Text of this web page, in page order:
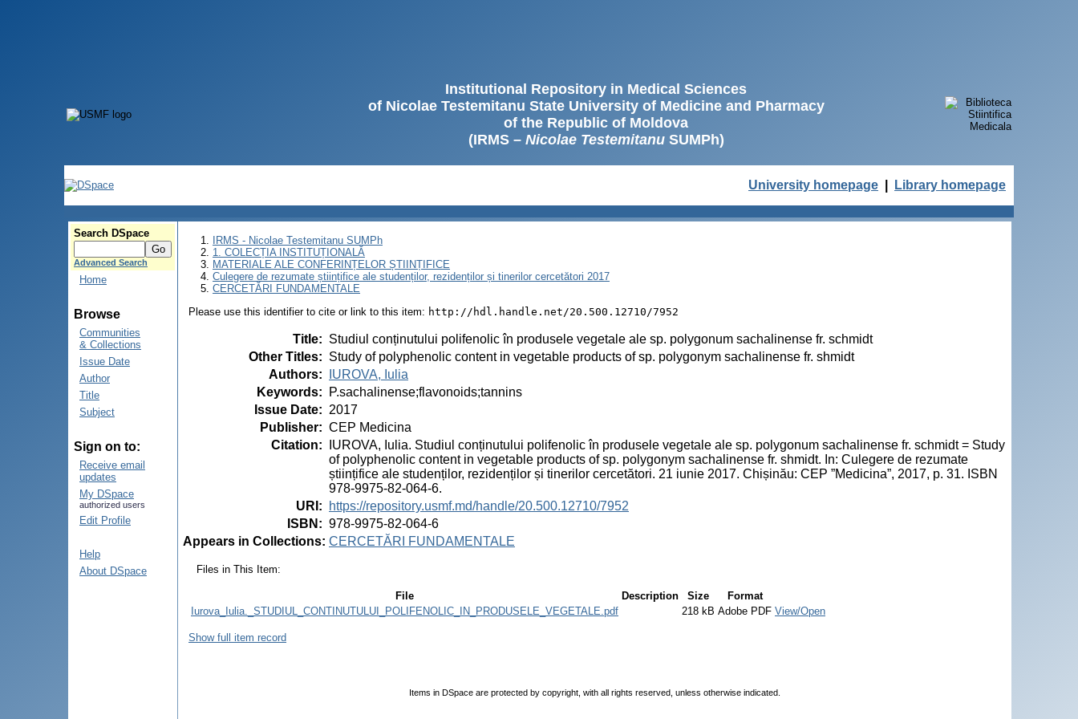
Institutional Repository in Medical Sciences
of Nicolae Testemitanu State University of Medicine and Pharmacy
of the Republic of Moldova
(IRMS – Nicolae TestemitanuSUMPh)
University homepage Library homepage
Search DSpace
Advanced Search
Home
Browse
Communities
& Collections
Issue Date
Author
Title
Subject
Sign on to:
Receive email
updates
My DSpace
authorized users
Edit Profile
Help
About DSpace
IRMS - Nicolae Testemitanu SUMPh
1. COLECȚIA INSTITUȚIONALĂ
MATERIALE ALE CONFERINȚELOR ȘTIINȚIFICE
Culegere de rezumate științifice ale studenților, rezidenților și tinerilor cercetători 2017
CERCETĂRI FUNDAMENTALE
Please use this identifier to cite or link to this item: http://hdl.handle.net/20.500.12710/7952
Title: Studiul conținutului polifenolic în produsele vegetale ale sp. polygonum sachalinense fr. schmidt
Other Titles: Study of polyphenolic content in vegetable products of sp. polygonym sachalinense fr. shmidt
Authors:
IUROVA, Iulia
Keywords:
P.sachalinense;flavonoids;tannins
Issue Date: 2017
Publisher: CEP Medicina
Citation:
IUROVA, Iulia. Studiul conținutului polifenolic în produsele vegetale ale sp. polygonum sachalinense fr. schmidt = Study
of polyphenolic content in vegetable products of sp. polygonym sachalinense fr. shmidt. In: Culegere de rezumate
științifice ale studenților, rezidenților și tinerilor cercetători. 21 iunie 2017. Chișinău: CEP ”Medicina”, 2017, p. 31. ISBN
978-9975-82-064-6.
URI :
https://repository.usmf.md/handle/20.500.12710/7952
ISBN : 978-9975-82-064-6
Appears in Collections: CERCETĂRI FUNDAMENTALE
Files in This Item:
File Description Size
Format
Iurova_Iulia._STUDIUL_CONTINUTULUI_POLIFENOLIC_IN_PRODUSELE_VEGETALE.pdf
218 kB Adobe PDF View/Open
Show full item record
Items in DSpace are protected by copyright, with all rights reserved, unless otherwise indicated.